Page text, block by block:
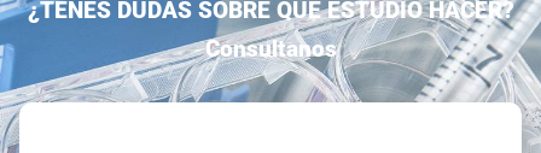
¿TENES DUDAS SOBRE QUE ESTUDIO HACER?
Consultanos